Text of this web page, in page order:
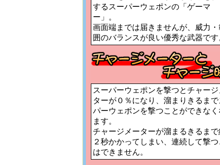
するスーパーウェポンの「ゲーマ
ー」。
画面端までは届きませんが、威力・
囲のバランスが良い優秀な武器です
スーパーウェポンを撃つとチャージ
ターが０％になり、溜まりきるまで
パーウェポンを撃つことができなく
ます。
チャージメーターが溜まるきるまで
２秒かかってしまい、連続して撃
はできません。